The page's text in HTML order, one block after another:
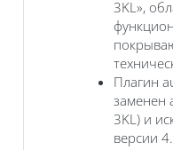
3KL»,
Плагин
заменен
3KL) и
версии